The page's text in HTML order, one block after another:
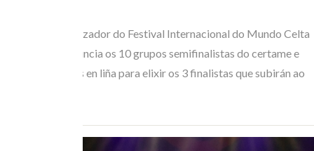
O Comité Organizador do Festival Internacional do Mundo Celta
de Ortigueira anuncia os 10 grupos semifinalistas do certame e
abre as votacións en liña para elixir os 3 finalistas que subirán ao